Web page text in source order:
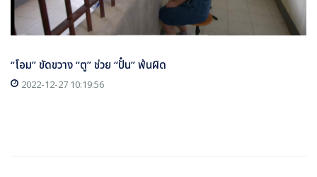
“โอม” ขัดขวาง “ตู” ช่วย “ปั๋น” พ้นผิด
2022-12-27 10:19:56